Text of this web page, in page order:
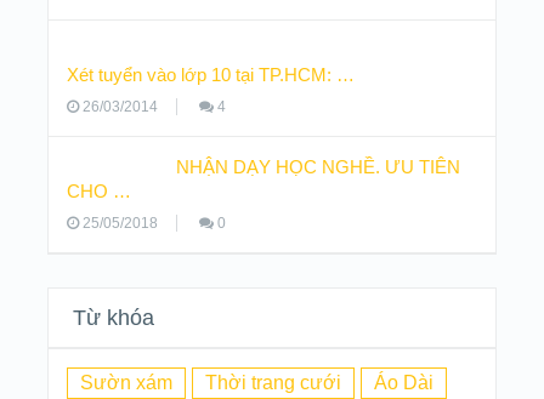
Xét tuyển vào lớp 10 tại TP.HCM: …
26/03/2014 4
NHẬN DẠY HỌC NGHỀ. ƯU TIÊN
CHO …
25/05/2018 0
Từ khóa
Sườn xám Thời trang cưới Áo Dài